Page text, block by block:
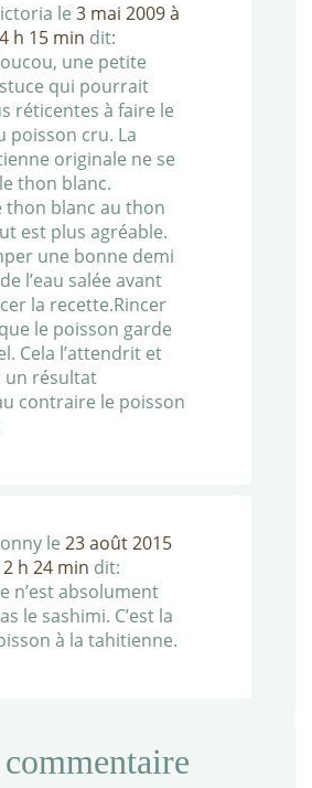
le 3 mai 2009 à
h 15 min dit:
une petite
qui pourrait
réticentes à faire le
poisson cru. La
originale ne se
thon blanc.
thon blanc au thon
est plus agréable.
une bonne demi
l’eau salée avant
la recette.Rincer
le poisson garde
Cela l’attendrit et
un résultat
contraire le poisson
le 23 août 2015
h 24 min dit:
n’est absolument
le sashimi. C’est la
à la tahitienne.